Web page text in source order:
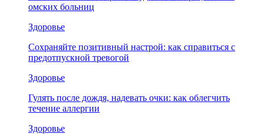
омских больниц
Здоровье
Сохраняйте позитивный настрой: как справиться с
предотпускной тревогой
Здоровье
Гулять после дождя, надевать очки: как облегчить
течение аллергии
Здоровье